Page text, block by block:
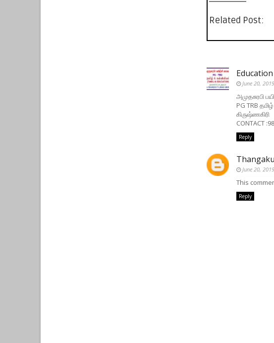
Related Post:
Education
June 20,
அமுதசுரபி
PG TRB தமிழ்
கிருஷ்ணகிரி
CONTACT
Reply
June 20,
This
Reply